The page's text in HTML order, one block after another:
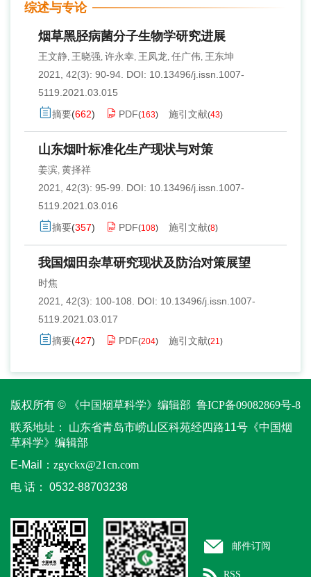
综述与专论
烟草黑胫病菌分子生物学研究进展
王文静, 王晓强, 许永幸, 王凤龙, 任广伟, 王东坤
2021, 42(3): 90-94. DOI: 10.13496/j.issn.1007-
5119.2021.03.015
摘要(662) PDF(163) 施引文献(43)
山东烟叶标准化生产现状与对策
姜滨, 黄择祥
2021, 42(3): 95-99.
DOI: 10.13496/j.issn.1007-
5119.2021.03.016
摘要(357) PDF(108) 施引文献(8)
我国烟田杂草研究现状及防治对策展望
时焦
2021, 42(3): 100-108.
DOI: 10.13496/j.issn.1007-
5119.2021.03.017
摘要(427) PDF(204) 施引文献(21)
版权所有 © 《中国烟草科学》编辑部 鲁ICP备09082869号-8
联系地址：
山东省青岛市崂山区科苑经四路11号《中国烟
草科学》编辑部
E-Mail： zgyckx@21cn.com
电 话：
0532-88703238
邮件订阅
RSS